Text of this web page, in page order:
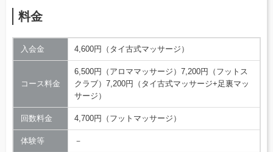
料金
入会金 4,600円（タイ古式マッサージ）
コース料金
6,500円（アロママッサージ）7,200円（フットス
クラブ）7,200円（タイ古式マッサージ+足裏マッ
サージ）
回数料金 4,700円（フットマッサージ）
体験等 －